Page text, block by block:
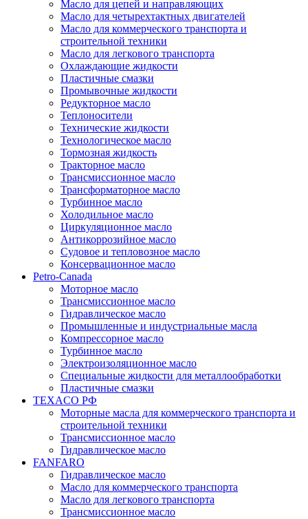
Масло для цепей и направляющих
Масло для четырехтактных двигателей
Масло для коммерческого транспорта и
строительной техники
Масло для легкового транспорта
Охлаждающие жидкости
Пластичные смазки
Промывочные жидкости
Редукторное масло
Теплоносители
Технические жидкости
Технологическое масло
Тормозная жидкость
Тракторное масло
Трансмиссионное масло
Трансформаторное масло
Турбинное масло
Холодильное масло
Циркуляционное масло
Антикоррозийное масло
Судовое и тепловозное масло
Консервационное масло
Petro-Canada
Моторное масло
Трансмиссионное масло
Гидравлическое масло
Промышленные и индустриальные масла
Компрессорное масло
Турбинное масло
Электроизоляционное масло
Специальные жидкости для металлообработки
Пластичные смазки
TEXACO РФ
Моторные масла для коммерческого транспорта и
строительной техники
Трансмиссионное масло
Гидравлическое масло
FANFARO
Гидравлическое масло
Масло для коммерческого транспорта
Масло для легкового транспорта
Трансмиссионное масло